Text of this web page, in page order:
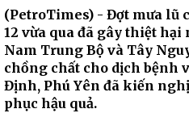
(PetroTimes) - Đợt mưa lũ
12 vừa qua đã gây thiệt
Nam Trung Bộ và Tây
chồng chất cho dịch bệnh
Định, Phú Yên đã kiến
phục hậu quả.